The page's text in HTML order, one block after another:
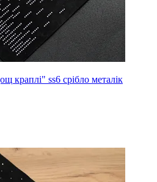
краплі" ss6 срібло металік